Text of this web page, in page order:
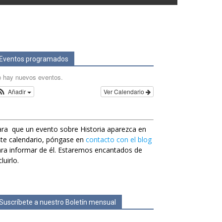
Eventos programados
hay nuevos eventos.
Ver Calendario
Añadir
que un evento sobre Historia aparezca en
calendario, póngase en contacto con el blog
informar de él. Estaremos encantados de
a nuestro Boletín mensual